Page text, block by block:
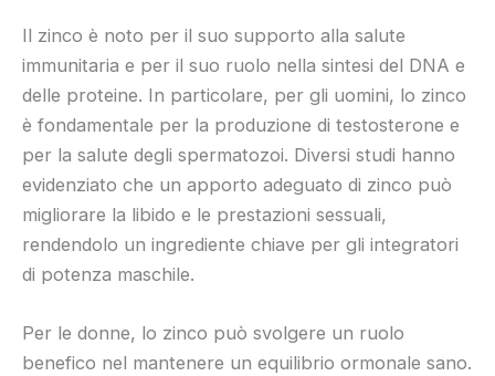
Il zinco è noto per il suo supporto alla salute
immunitaria e per il suo ruolo nella sintesi del DNA e
delle proteine. In particolare, per gli uomini, lo zinco
è fondamentale per la produzione di testosterone e
per la salute degli spermatozoi. Diversi studi hanno
evidenziato che un apporto adeguato di zinco può
migliorare la libido e le prestazioni sessuali,
rendendolo un ingrediente chiave per gli integratori
di potenza maschile.
Per le donne, lo zinco può svolgere un ruolo
benefico nel mantenere un equilibrio ormonale sano.